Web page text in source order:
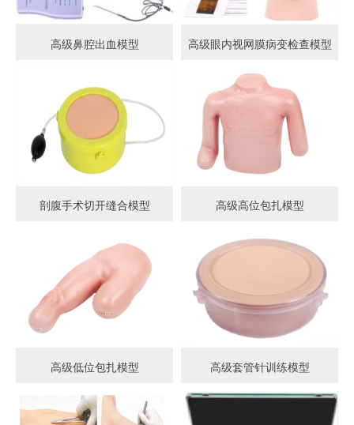
高级鼻腔出血模型 高级眼内视网膜病变检查模型
剖腹手术切开缝合模型 高级高位包扎模型
高级低位包扎模型 高级套管针训练模型